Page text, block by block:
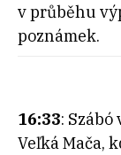
v průběhu
poznámek.
16:33:
Veľká Mača,